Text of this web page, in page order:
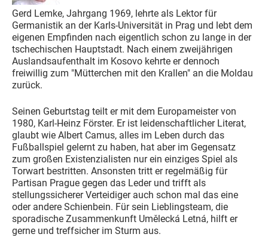
Gerd Lemke, Jahrgang 1969, lehrte als Lektor für
Germanistik an der Karls-Universität in Prag und lebt dem
eigenen Empfinden nach eigentlich schon zu lange in der
tschechischen Hauptstadt. Nach einem zweijährigen
Auslandsaufenthalt im Kosovo kehrte er dennoch
freiwillig zum "Mütterchen mit den Krallen" an die Moldau
zurück.
Seinen Geburtstag teilt er mit dem Europameister von
1980, Karl-Heinz Förster. Er ist leidenschaftlicher Literat,
glaubt wie Albert Camus, alles im Leben durch das
Fußballspiel gelernt zu haben, hat aber im Gegensatz
zum großen Existenzialisten nur ein einziges Spiel als
Torwart bestritten. Ansonsten tritt er regelmäßig für
Partisan Prague gegen das Leder und trifft als
stellungssicherer Verteidiger auch schon mal das eine
oder andere Schienbein. Für sein Lieblingsteam, die
sporadische Zusammenkunft Umělecká Letná, hilft er
gerne und treffsicher im Sturm aus.